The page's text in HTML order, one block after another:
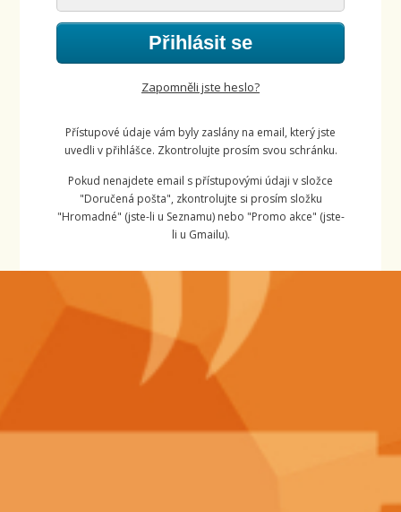
Přihlásit se
Zapomněli jste heslo?
Přístupové údaje vám byly zaslány na email, který jste
uvedli v přihlášce. Zkontrolujte prosím svou schránku.
Pokud nenajdete email s přístupovými údaji v složce
"Doručená pošta", zkontrolujte si prosím složku
"Hromadné" (jste-li u Seznamu) nebo "Promo akce" (jste-
li u Gmailu).